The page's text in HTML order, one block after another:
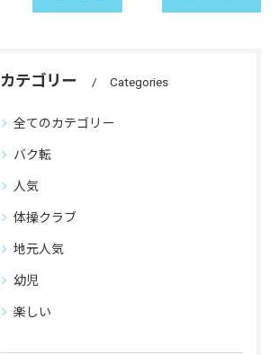
カテゴリー Categories
全てのカテゴリー
バク転
人気
体操クラブ
地元人気
幼児
楽しい